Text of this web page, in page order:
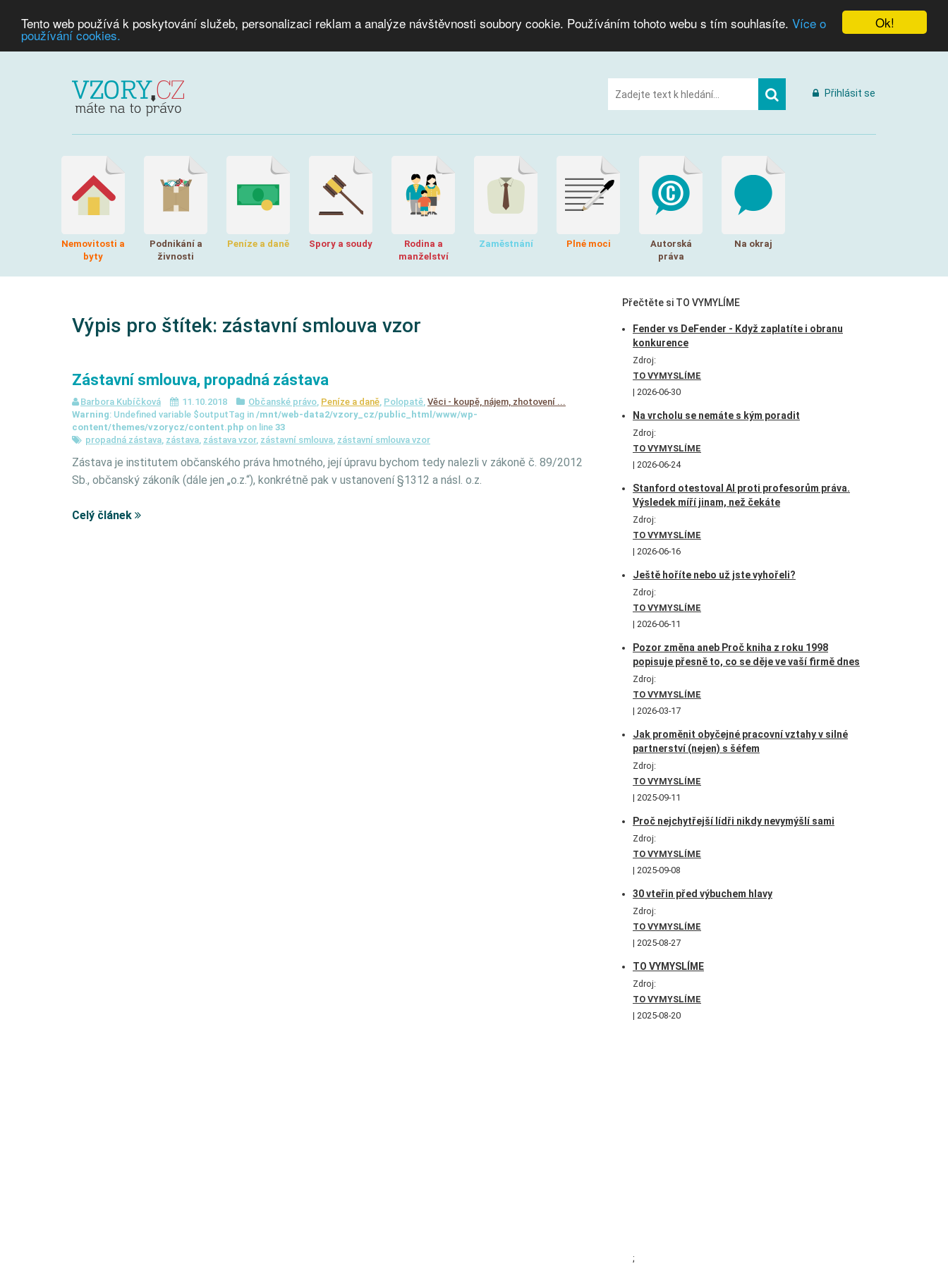
Ok!
Tento web používá k poskytování služeb, personalizaci reklam a analýze návštěvnosti soubory cookie. Používáním tohoto webu s tím souhlasíte. Více o
používání cookies.
Přihlásit se
Nemovitosti a
byty
Podnikání a
živnosti
Peníze a daně Spory a soudy
Rodina a
manželství
Zaměstnání Plné moci
Autorská
práva
Na okraj
Výpis pro štítek: zástavní smlouva vzor
Zástavní smlouva, propadná zástava
Barbora Kubíčková 11.10.2018 Občanské právo, Peníze a daně, Polopatě, Věci - koupě, nájem, zhotovení ...
Warning: Undefined variable $outputTag in /mnt/web-data2/vzory_cz/public_html/www/wp-
content/themes/vzorycz/content.php on line 33
propadná zástava, zástava, zástava vzor, zástavní smlouva, zástavní smlouva vzor
Zástava je institutem občanského práva hmotného, její úpravu bychom tedy nalezli v zákoně č. 89/2012
Sb., občanský zákoník (dále jen „o.z.“), konkrétně pak v ustanovení §1312 a násl. o.z.
Celý článek
Přečtěte si TO VYMYLÍME
Fender vs DeFender - Když zaplatíte i obranu
konkurence
Zdroj:
TO VYMYSLÍME
2026-06-30
Na vrcholu se nemáte s kým poradit
Zdroj:
TO VYMYSLÍME
2026-06-24
Stanford otestoval AI proti profesorům práva.
Výsledek míří jinam, než čekáte
Zdroj:
TO VYMYSLÍME
2026-06-16
Ještě hoříte nebo už jste vyhořeli?
Zdroj:
TO VYMYSLÍME
2026-06-11
Pozor změna aneb Proč kniha z roku 1998
popisuje přesně to, co se děje ve vaší firmě dnes
Zdroj:
TO VYMYSLÍME
2026-03-17
Jak proměnit obyčejné pracovní vztahy v silné
partnerství (nejen) s šéfem
Zdroj:
TO VYMYSLÍME
2025-09-11
Proč nejchytřejší lídři nikdy nevymýšlí sami
Zdroj:
TO VYMYSLÍME
2025-09-08
30 vteřin před výbuchem hlavy
Zdroj:
TO VYMYSLÍME
2025-08-27
TO VYMYSLÍME
Zdroj:
TO VYMYSLÍME
2025-08-20
;